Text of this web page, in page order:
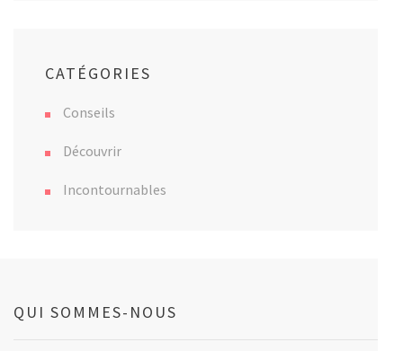
CATÉGORIES
Conseils
Découvrir
Incontournables
QUI SOMMES-NOUS